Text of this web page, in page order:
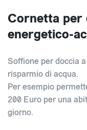
Cornetta per
energetico-
Soffione per doccia
risparmio di acqua.
Per esempio
200 Euro per una
giorno.